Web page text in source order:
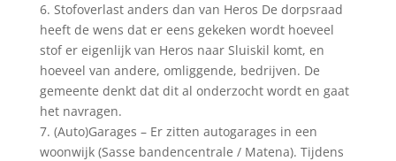
6. Stofoverlast anders dan van Heros De dorpsraad
heeft de wens dat er eens gekeken wordt hoeveel
stof er eigenlijk van Heros naar Sluiskil komt, en
hoeveel van andere, omliggende, bedrijven. De
gemeente denkt dat dit al onderzocht wordt en gaat
het navragen.
7. (Auto)Garages – Er zitten autogarages in een
woonwijk (Sasse bandencentrale / Matena). Tijdens